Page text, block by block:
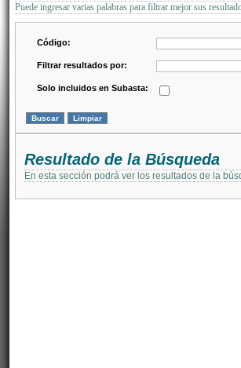
Puede ingresar varias palabras para filtrar mejor sus
Código:
Filtrar resultados por:
Solo incluidos en Subasta:
Resultado de la Búsqueda
En esta sección podrá ver los resultados de la